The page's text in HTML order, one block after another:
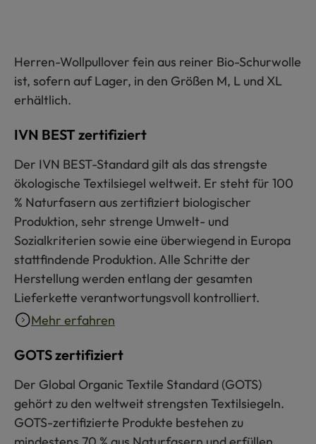
Herren-Wollpullover fein aus reiner Bio-Schurwolle
ist, sofern auf Lager, in den Größen M, L und XL
erhältlich.
IVN BEST zertifiziert
Der IVN BEST-Standard gilt als das strengste
ökologische Textilsiegel weltweit. Er steht für 100
% Naturfasern aus zertifiziert biologischer
Produktion, sehr strenge Umwelt- und
Sozialkriterien sowie eine überwiegend in Europa
stattfindende Produktion. Alle Schritte der
Herstellung werden entlang der gesamten
Lieferkette verantwortungsvoll kontrolliert.
Mehr erfahren
GOTS zertifiziert
Der Global Organic Textile Standard (GOTS)
gehört zu den weltweit strengsten Textilsiegeln.
GOTS-zertifizierte Produkte bestehen zu